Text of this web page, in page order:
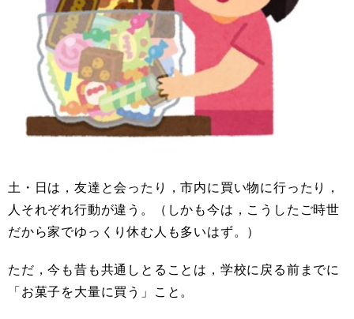
土・日は，友達と会ったり，市内に買い物に行ったり，
人それぞれ行動が違う。（しかも今は，こうしたご時世
だから家でゆっくり休む人も多いはず。）
ただ，今も昔も共通しとることは，学校に戻る前までに
「お菓子を大量に買う」こと。